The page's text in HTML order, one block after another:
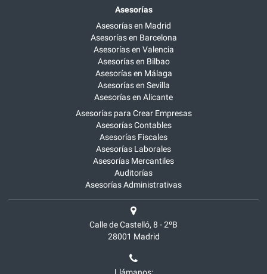
Asesorías
Asesorías en Madrid
Asesorías en Barcelona
Asesorías en Valencia
Asesorías en Bilbao
Asesorías en Málaga
Asesorías en Sevilla
Asesorías en Alicante
Asesorías para Crear Empresas
Asesorías Contables
Asesorías Fiscales
Asesorías Laborales
Asesorías Mercantiles
Auditorías
Asesorías Administrativas
Calle de Castelló, 8 - 2ºB
28001 Madrid